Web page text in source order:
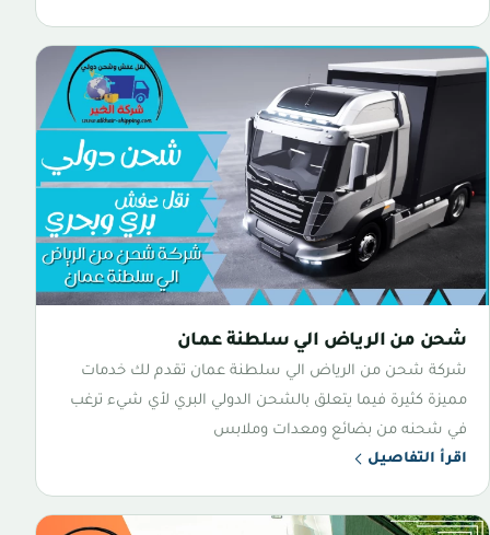
شحن من الرياض الي سلطنة عمان
شركة شحن من الرياض الي سلطنة عمان تقدم لك خدمات
مميزة كثيرة فيما يتعلق بالشحن الدولي البري لأي شيء ترغب
في شحنه من بضائع ومعدات وملابس
اقرأ التفاصيل